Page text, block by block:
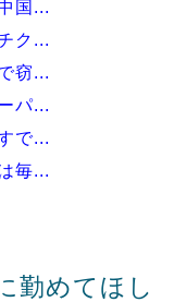
国...
ク...
窃...
パ...
で...
毎...
勤めてほし